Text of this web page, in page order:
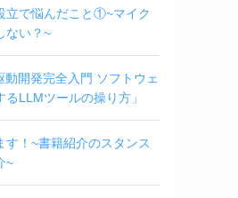
立で悩んだこと①~マイク
ない？~
動開発完全入門 ソフトウェ
LLMツールの操り方」
す！~書籍紹介のスタンス
~